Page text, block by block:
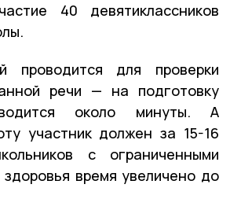
40 девятиклассников
проводится для проверки
речи — на подготовку
около минуты. А
участник должен за 15-16
с ограниченными
время увеличено до